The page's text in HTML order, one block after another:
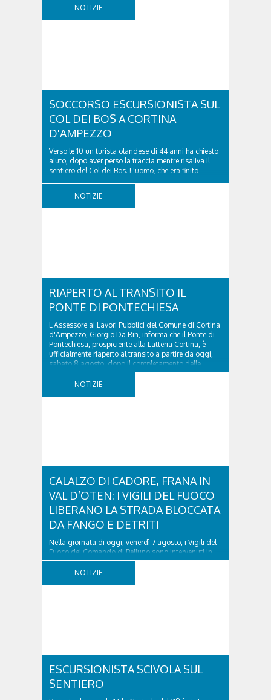
NOTIZIE
SOCCORSO ESCURSIONISTA SUL
COL DEI BOS A CORTINA
D'AMPEZZO
Verso le 10 un turista olandese di 44 anni ha chiesto
aiuto, dopo aver perso la traccia mentre risaliva il
sentiero del Col dei Bos. L'uomo, che era finito
Torri del Falzarego, era...
NOTIZIE
RIAPERTO AL TRANSITO IL
PONTE DI PONTECHIESA
L’Assessore ai Lavori Pubblici del Comune di Cortina
d'Ampezzo, Giorgio Da Rin, informa che il Ponte di
Pontechiesa, prospiciente alla Latteria Cortina, è
ufficialmente riaperto al transito a partire da oggi,
sabato 8 agosto, dopo il completamento delle
verifiche e il positivo collaudo...
NOTIZIE
CALALZO DI CADORE, FRANA IN
VAL D’OTEN: I VIGILI DEL FUOCO
LIBERANO LA STRADA BLOCCATA
DA FANGO E DETRITI
Nella giornata di oggi, venerdì 7 agosto, i Vigili del
Fuoco del Comando di Belluno sono intervenuti in
località Diassa, in Val d’Oten, nel comune di Calalzo
di Cadore, per liberare una strada rimasta bloccata
NOTIZIE
ESCURSIONISTA SCIVOLA SUL
SENTIERO